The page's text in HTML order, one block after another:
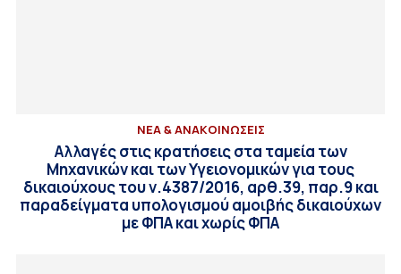
ΝΕΑ & ΑΝΑΚΟΙΝΩΣΕΙΣ
Αλλαγές στις κρατήσεις στα ταμεία των
Μηχανικών και των Υγειονομικών για τους
δικαιούχους του ν.4387/2016, αρθ.39, παρ.9 και
παραδείγματα υπολογισμού αμοιβής δικαιούχων
με ΦΠΑ και χωρίς ΦΠΑ